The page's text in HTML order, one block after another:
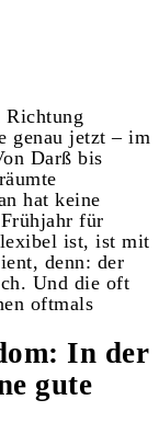
genau jetzt – im
Darß bis
hat keine
für
ist, ist mit
denn: der
Und die oft
oftmals
In der
gute